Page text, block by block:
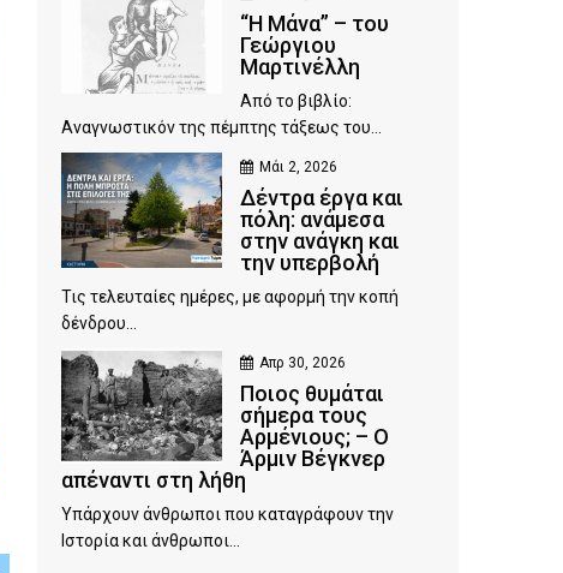
“Η Μάνα” – του
Γεώργιου
Μαρτινέλλη
Από το βιβλίο:
Αναγνωστικόν της πέμπτης τάξεως του...
Μάι 2, 2026
Δέντρα έργα και
πόλη: ανάμεσα
στην ανάγκη και
την υπερβολή
Τις τελευταίες ημέρες, με αφορμή την κοπή
δένδρου...
Απρ 30, 2026
Ποιος θυμάται
σήμερα τους
Αρμένιους; – Ο
Άρμιν Βέγκνερ
απέναντι στη λήθη
Υπάρχουν άνθρωποι που καταγράφουν την
Ιστορία και άνθρωποι...